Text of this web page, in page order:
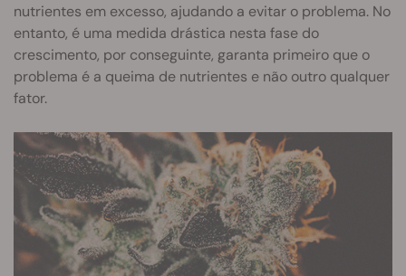
nutrientes em excesso, ajudando a evitar o problema. No
entanto, é uma medida drástica nesta fase do
crescimento, por conseguinte, garanta primeiro que o
problema é a queima de nutrientes e não outro qualquer
fator.